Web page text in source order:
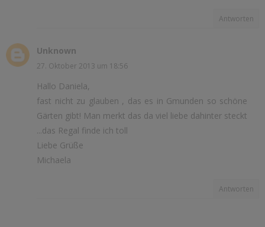
Antworten
Unknown
27. Oktober 2013 um 18:56
Hallo Daniela,
fast nicht zu glauben , das es in Gmunden so schöne
Gärten gibt! Man merkt das da viel liebe dahinter steckt
...das Regal finde ich toll
Liebe Grüße
Michaela
Antworten